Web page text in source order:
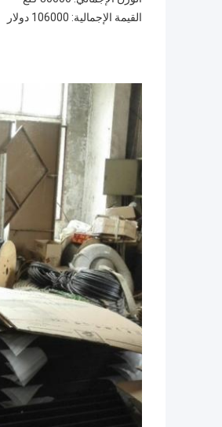
القيمة الإجمالية: 106000 دولار